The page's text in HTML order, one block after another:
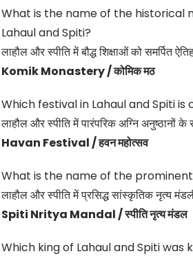
What is the name of the historical
Lahaul and Spiti?
लाहौल और स्पीति में बौद्ध शिक्षाओं को समर्पित
Komik Monastery / कोमिक मठ
Which festival in Lahaul and Spiti
लाहौल और स्पीति में पारंपरिक अग्नि अनुष्ठानों के
Havan Festival / हवन महोत्सव
What is the name of the
लाहौल और स्पीति में प्रसिद्ध सांस्कृतिक नृत्य
Spiti Nritya Mandal / स्पीति नृत्य मंडल
Which king of Lahaul and Spiti